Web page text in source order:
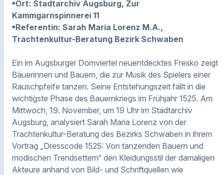
▪Ort: Stadtarchiv Augsburg, Zur
Kammgarnspinnerei 11
▪Referentin: Sarah Maria Lorenz M.A.,
Trachtenkultur-Beratung Bezirk Schwaben
Ein im Augsburger Domviertel neuentdecktes Fresko zeigt
Bäuerinnen und Bauern, die zur Musik des Spielers einer
Rauschpfeife tanzen. Seine Entstehungszeit fällt in die
wichtigste Phase des Bauernkriegs im Frühjahr 1525. Am
Mittwoch, 19. November, um 19 Uhr im Stadtarchiv
Augsburg, analysiert Sarah Maria Lorenz von der
Trachtenkultur-Beratung des Bezirks Schwaben in ihrem
Vortrag „Dresscode 1525: Von tanzenden Bauern und
modischen Trendsettern“ den Kleidungsstil der damaligen
Akteure anhand von Bild- und Schriftquellen wie